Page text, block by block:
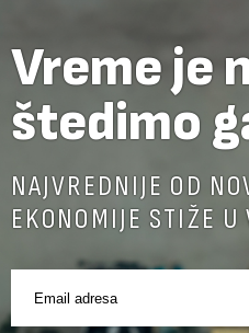
Pre slanja komentara, molimo
korišćenja sajta.
Vreme je
štedimo
NAJVREDNIJE OD
EKONOMIJE STIŽE U